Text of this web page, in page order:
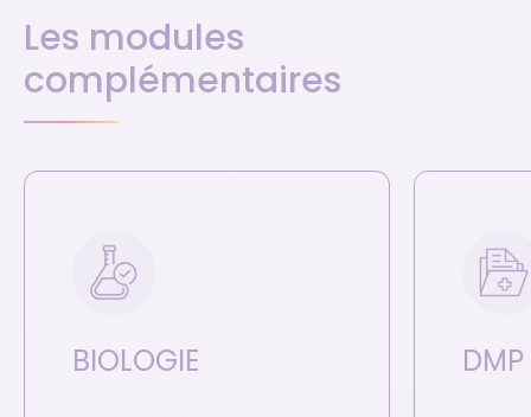
Les modules
complémentaires
BIOLOGIE DMP